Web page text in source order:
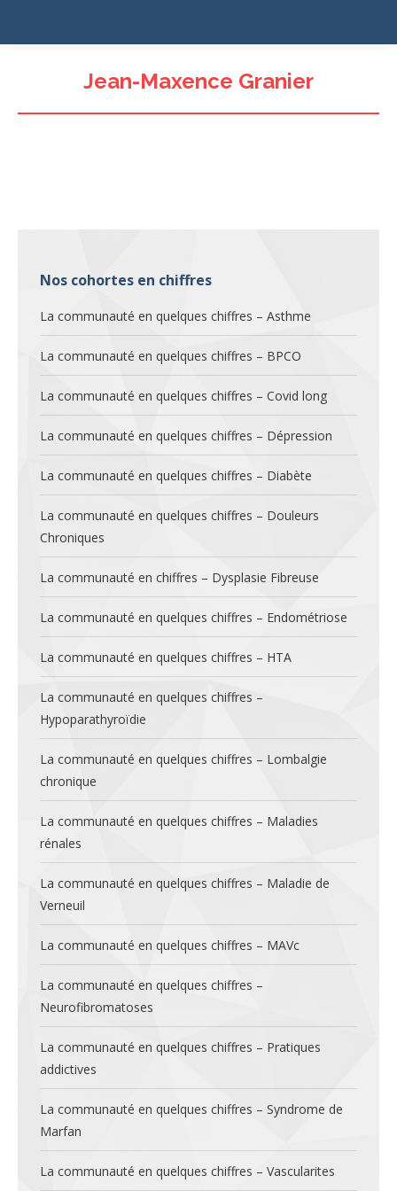
Jean-Maxence Granier
Nos cohortes en chiffres
La communauté en quelques chiffres – Asthme
La communauté en quelques chiffres – BPCO
La communauté en quelques chiffres – Covid long
La communauté en quelques chiffres – Dépression
La communauté en quelques chiffres – Diabète
La communauté en quelques chiffres – Douleurs
Chroniques
La communauté en chiffres – Dysplasie Fibreuse
La communauté en quelques chiffres – Endométriose
La communauté en quelques chiffres – HTA
La communauté en quelques chiffres –
Hypoparathyroïdie
La communauté en quelques chiffres – Lombalgie
chronique
La communauté en quelques chiffres – Maladies
rénales
La communauté en quelques chiffres – Maladie de
Verneuil
La communauté en quelques chiffres – MAVc
La communauté en quelques chiffres –
Neurofibromatoses
La communauté en quelques chiffres – Pratiques
addictives
La communauté en quelques chiffres – Syndrome de
Marfan
La communauté en quelques chiffres – Vascularites